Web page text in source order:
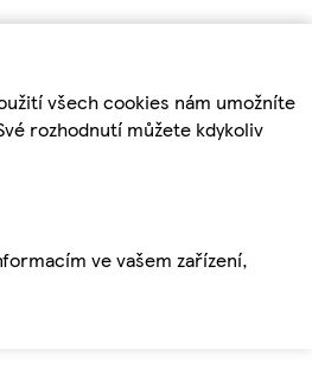
všech cookies nám umožníte
rozhodnutí můžete kdykoliv
ve vašem zařízení,